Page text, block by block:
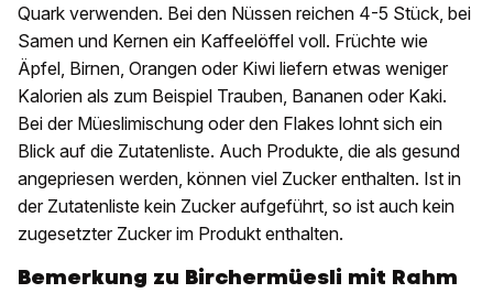
Quark verwenden. Bei den Nüssen reichen 4-5 Stück, bei
Samen und Kernen ein Kaffeelöffel voll. Früchte wie
Äpfel, Birnen, Orangen oder Kiwi liefern etwas weniger
Kalorien als zum Beispiel Trauben, Bananen oder Kaki.
Bei der Müeslimischung oder den Flakes lohnt sich ein
Blick auf die Zutatenliste. Auch Produkte, die als gesund
angepriesen werden, können viel Zucker enthalten. Ist in
der Zutatenliste kein Zucker aufgeführt, so ist auch kein
zugesetzter Zucker im Produkt enthalten.
Bemerkung zu Birchermüesli mit Rahm